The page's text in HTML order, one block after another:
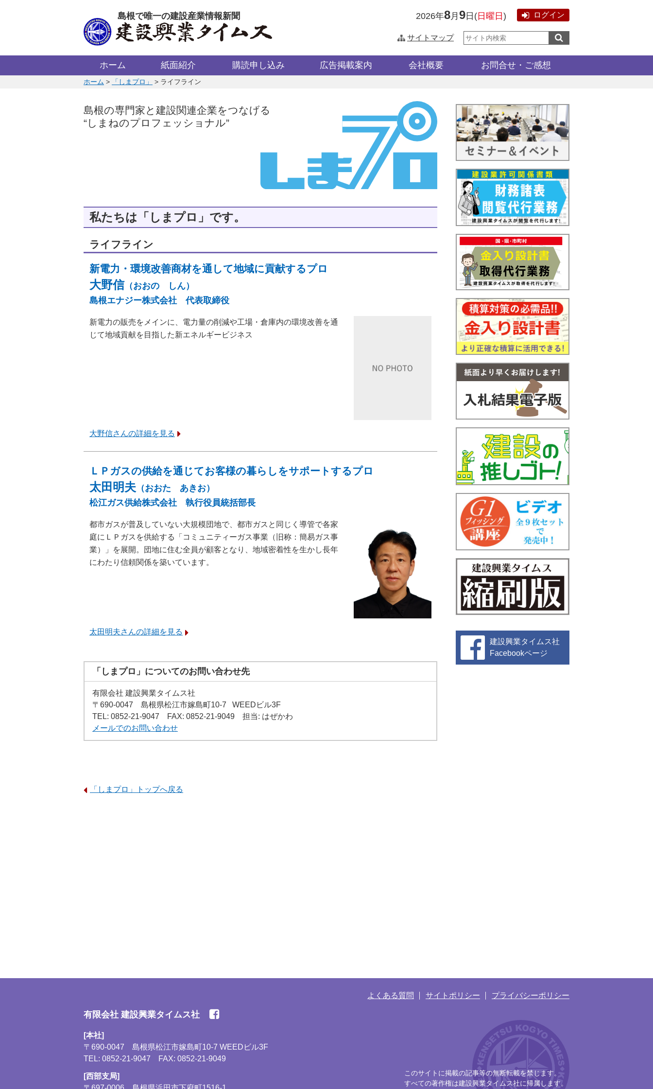
島根で唯一の建設産業情報新聞 2026年8月 9 日 ( 日曜日 ) ログイン
サイトマップ
サ
イ
内
ホーム 紙面紹介 購読申し込み 広告掲載案内 会社概要 お問合せ・ご感想
このページの位置:
ホーム > 「しまプロ」 > ライフライン
島根の専門家と建設関連企業をつなげる
“しまねのプロフェッショナル”
私たちは「しまプロ」です。
ライフライン
新電力・環境改善商材を通して地域に貢献するプロ
大野信 （おおの しん）
島根エナジー株式会社 代表取締役
新電力の販売をメインに、電力量の削減や工場・倉庫内の環境改善を通
じて地域貢献を目指した新エネルギービジネス
大野信さんの詳細を見る
ＬＰガスの供給を通じてお客様の暮らしをサポートするプロ
太田明夫 （おおた あきお）
松江ガス供給株式会社 執行役員統括部長
都市ガスが普及していない大規模団地で、都市ガスと同じく導管で各家
庭にＬＰガスを供給する「コミュニティーガス事業（旧称：簡易ガス事
業）」を展開。団地に住む全員が顧客となり、地域密着性を生かし長年
にわたり信頼関係を築いています。
太田明夫さんの詳細を見る
「しまプロ」についてのお問い合わせ先
有限会社 建設興業タイムス社
〒690-0047
島根県松江市嫁島町10-7
WEEDビル3F
TEL: 0852-21-9047 FAX: 0852-21-9049
担当: はぜかわ
メールでのお問い合わせ
「しまプロ」トップへ戻る
建設興業タイムス社
Facebookページ
よくある質問 サイトポリシー プライバシーポリシー
有限会社 建設興業タイムス社
[本社]
〒690-0047
島根県松江市嫁島町10-7 WEEDビル3F
TEL: 0852-21-9047 FAX: 0852-21-9049
[西部支局]
このサイトに掲載の記事等の無断転載を禁じます。
すべての著作権は建設興業タイムス社に帰属します。